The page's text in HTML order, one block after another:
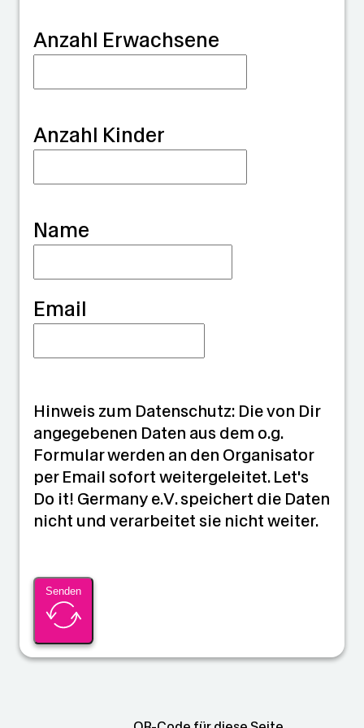
Anzahl Erwachsene
Anzahl Kinder
Name
Email
G
a
r
d
n
Hinweis zum Datenschutz: Die von Dir
angegebenen Daten aus dem o.g.
Formular werden an den Organisator
per Email sofort weitergeleitet. Let's
Do it! Germany e.V. speichert die Daten
nicht und verarbeitet sie nicht weiter.
Senden